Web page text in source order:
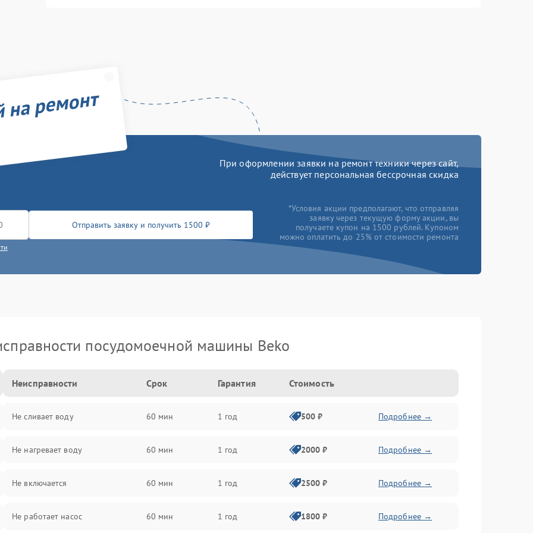
ремонт
При оформлении заявки на ремонт техники через сайт,
действует персональная бессрочная скидка
Отправить заявку и получить 1500 ₽
*Условия акции предполагают, что отправляя
заявку через текущую форму акции, вы
получаете купон на 1500 рублей. Купоном
можно оплатить до 25% от стоимости ремонта
посудомоечной машины Beko
Неисправности Срок Гарантия Стоимость
Не сливает воду 60 мин 1 год 500 ₽ Подробнее →
Не нагревает воду 60 мин 1 год 2000 ₽ Подробнее →
Не включается 60 мин 1 год 2500 ₽ Подробнее →
Не работает насос 60 мин 1 год 1800 ₽ Подробнее →